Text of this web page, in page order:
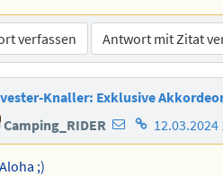
verfassen Antwort mit Zitat
Knaller: Exklusive
Camping_RIDER E-
Mail-
Homepage
des
12.03.2024
Aloha ;)